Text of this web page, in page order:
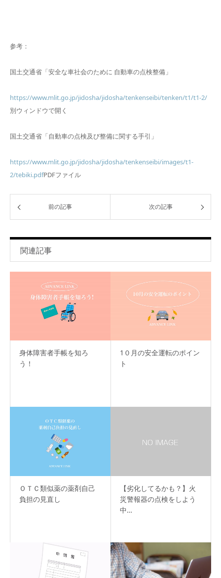
参考：
国土交通省「安全な車社会のために 自動車の点検整備」
https://www.mlit.go.jp/jidosha/jidosha/tenkenseibi/tenken/t1/t1-2/
別ウィンドウで開く
国土交通省「自動車の点検及び整備に関する手引」
https://www.mlit.go.jp/jidosha/jidosha/tenkenseibi/images/t1-
2/tebiki.pdfPDFファイル
前の記事 次の記事
関連記事
身体障害者手帳を知ろ
う！
1０月の安全運転のポイン
ト
ＯＴＣ類似薬の薬剤自己
負担の見直し
【劣化してるかも？】火
災警報器の点検をしよう
中…